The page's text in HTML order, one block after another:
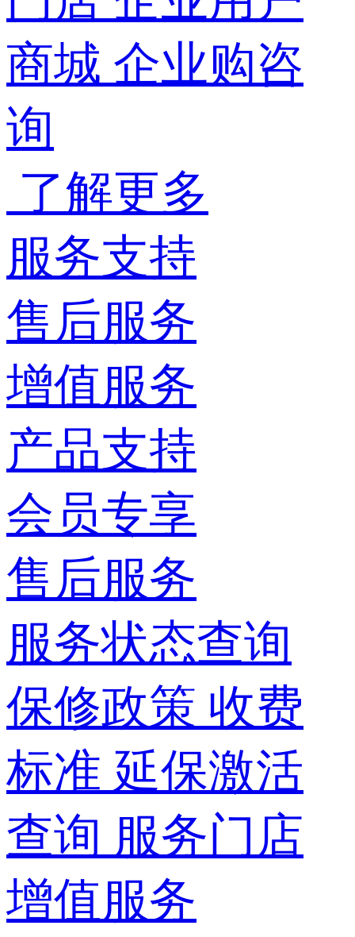
商城 企业购咨
询
了解更多
服务支持
售后服务
增值服务
产品支持
会员专享
售后服务
服务状态查询
保修政策 收费
标准 延保激活
查询 服务门店
增值服务